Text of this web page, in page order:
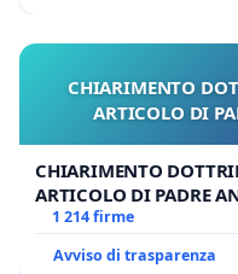
CHIARIMENTO
ARTICOLO DI
CHIARIMENTO
ARTICOLO DI PADRE
1 214 firme
Avviso di trasparenza